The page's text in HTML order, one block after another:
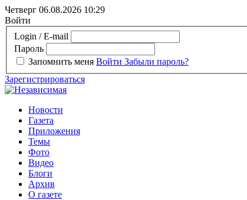
Четверг 06.08.2026 10:29
Войти
Login / E-mail
Пароль
Запомнить меня Войти Забыли пароль?
Зарегистрироваться
Новости
Газета
Приложения
Темы
Фото
Видео
Блоги
Архив
О газете